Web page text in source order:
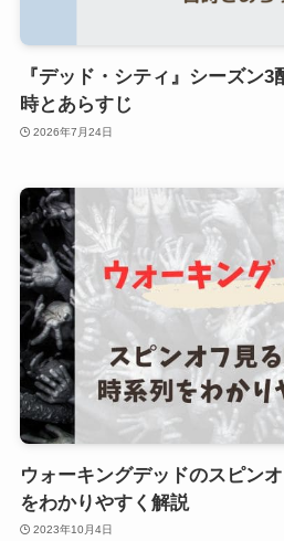
『デッド・シティ』シーズン3
時とあらすじ
2026年7月24日
ウォーキングデッドのスピン
をわかりやすく解説
2023年10月4日